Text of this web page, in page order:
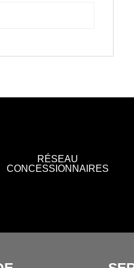
RÉSEAU
CONCESSIONNAIRES